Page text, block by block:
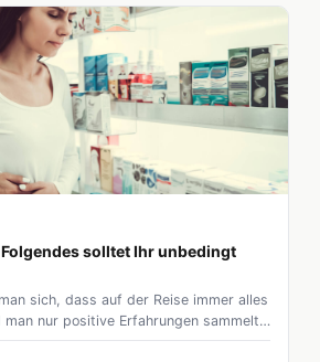
solltet Ihr unbedingt
sich, dass auf der Reise immer alles
man nur positive Erfahrungen sammelt,
anders aussieht, weiß jeder.